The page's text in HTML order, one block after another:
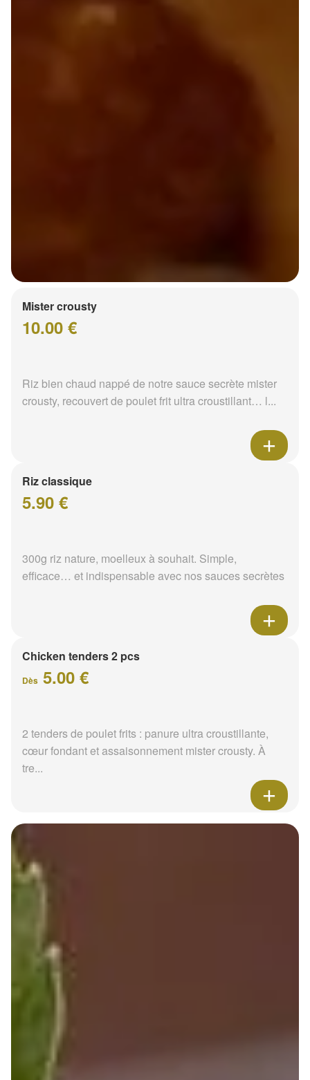
Mister crousty
10.00 €
Riz bien chaud nappé de notre sauce secrète mister
crousty, recouvert de poulet frit ultra croustillant… l...
Riz classique
5.90 €
300g riz nature, moelleux à souhait. Simple,
efficace… et indispensable avec nos sauces secrètes
Chicken tenders 2 pcs
Dès 5.00 €
2 tenders de poulet frits : panure ultra croustillante,
cœur fondant et assaisonnement mister crousty. À
tre...